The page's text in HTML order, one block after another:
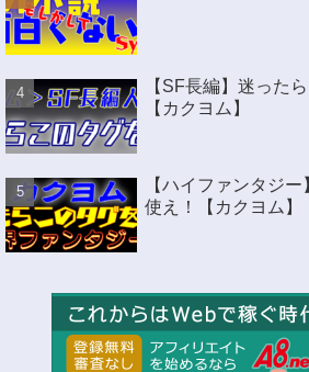
【SF長編】迷った
【カクヨム】
【ハイファンタジ
使え！【カクヨム】